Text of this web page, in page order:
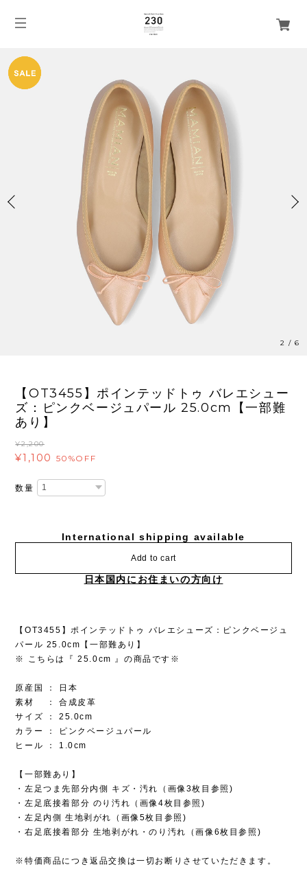
3 /6
【OT3455】ポインテッドトゥ バレエシュー
ズ：ピンクベージュパール 25.0cm【一部難
あり】
¥2,200
¥1,100 50%OFF
数量
International shipping available
Add to cart
日本国内にお住まいの方向け
【OT3455】ポインテッドトゥ バレエシューズ：ピンクベージュ
パール 25.0cm【一部難あり】
※ こちらは『 25.0cm 』の商品です※
原産国 ： 日本
素材 ： 合成皮革
サイズ ： 25.0cm
カラー ： ピンクベージュパール
ヒール ： 1.0cm
【一部難あり】
・左足つま先部分内側 キズ・汚れ（画像3枚目参照)
・左足底接着部分 のり汚れ（画像4枚目参照)
・左足内側 生地剥がれ（画像5枚目参照)
・右足底接着部分 生地剥がれ・のり汚れ（画像6枚目参照)
※特価商品につき返品交換は一切お断りさせていただきます。